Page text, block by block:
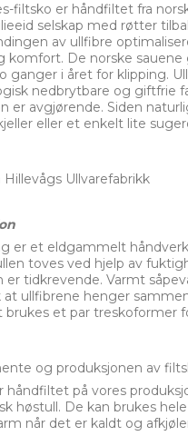
filtsko er håndfiltet fra
selskap med røtter
av ullfibre
komfort. De norske
ganger i året for klipping.
nedbrytbare og giftfrie
er avgjørende. Siden
eller et enkelt lite
Hillevågs Ullvarefabrikk
er et eldgammelt
toves ved hjelp av
er tidkrevende. Varmt
at ullfibrene henger
brukes et par treskoformer
og produksjonen av
håndfiltet på vores
høstull. De kan brukes
når det er kaldt og